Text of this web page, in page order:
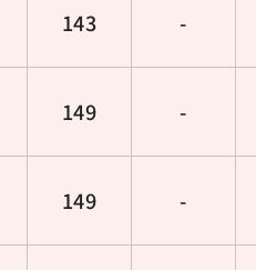
143 -
149 -
149 -